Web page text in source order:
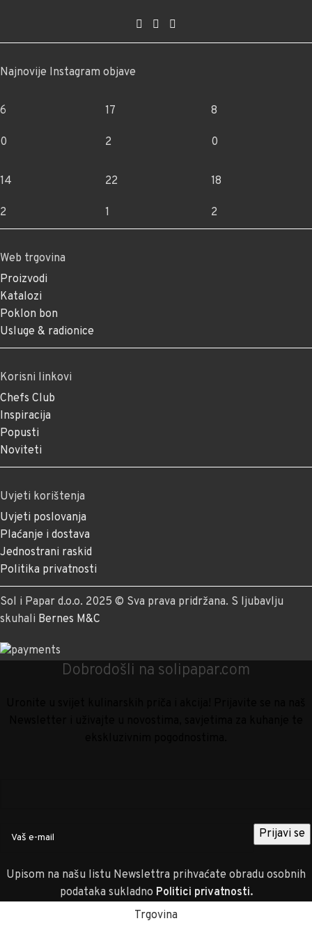
Najnovije Instagram objave
6
0
17
2
8
0
14
2
22
1
18
2
Web trgovina
Proizvodi
Katalozi
Poklon bon
Usluge & radionice
Korisni linkovi
Chefs Club
Inspiracija
Popusti
Noviteti
Uvjeti korištenja
Uvjeti poslovanja
Plaćanje i dostava
Jednostrani raskid
Politika privatnosti
Sol i Papar d.o.o. 2025 © Sva prava pridržana. S ljubavlju
skuhali Bernes M&C
Dobrodošli na solipapar.com
Upisom na našu listu Newslettra prihvaćate obradu osobnih
podataka sukladno Politici privatnosti.
Trgovina